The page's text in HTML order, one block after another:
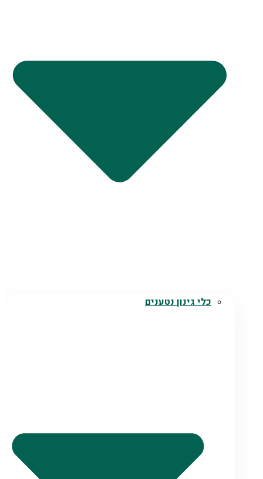
כלי גינון נטענים